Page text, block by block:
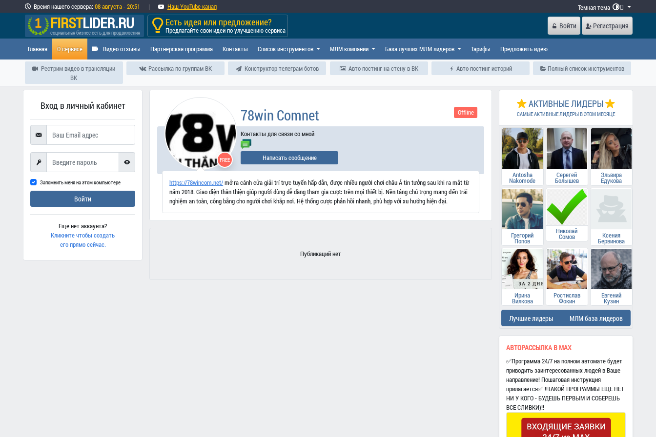
Времянашего сервера:08 августа - 20:51 | Наш YouTube канал Темная тема 
FIRSTLIDER.RU
социальная бизнес сеть для продвижения
Есть идея или предложение?
Предлагайте свои идеи по улучшению сервиса Войти Регистрация
Главная О сервисе Видео отзывы Партнерская программа Контакты Список инструментов МЛМ компании База лучших МЛМ лидеров Тарифы Предложить идею
Рестрим видео в трансляции
ВК
Рассылка по группам ВК Конструктор телеграм ботов Авто постинг на стену в ВК Авто постинг историй Полный список инструментов
Вход в личный кабинет
Запомнить меня на этом компьютере
Войти
Еще нет аккаунта?
Кликните чтобы создать
его прямо сейчас.
FREE
78win Comnet Offline
Контакты для связи со мной
Написать сообщение
https://78wincom.net/mở ra cánh cửa giải trí trực tuyến hấp dẫn, được nhiều người chơi châu Á tin tưởng sau khi ra mắt từ
năm 2018. Giao diện thân thiện giúp người dùng dễ dàng tham gia cược trên mọi thiết bị. Nền tảng chú trọng mang đến trải
nghiệm an toàn, công bằng cho người chơi khắp nơi. Hệ thống cược phản hồi nhanh, phù hợp với xu hướng hiện đại.
Публикаций нет
АКТИВНЫЕ ЛИДЕРЫ
САМЫЕ АКТИВНЫЕ ЛИДЕРЫ В ЭТОМ МЕСЯЦЕ
Antosha
Nakomode
Серегей
Болышев
Эльвира
Едукова
Грегорий
Попов
Николай
Сомов Ксения
Бервинова
Ирина
Вилкова
Ростислав
Фокин
Евгений
Кузин
Лучшие лидеры МЛМ база лидеров
АВТОРАССЫЛКА В МАХ
✅Программа 24/7 на полном автомате будет
приводить заинтересованных людей в Ваше
направление! Пошаговая инструкция
прилагается✅ ‼️ТАКОЙ ПРОГРАММЫ ЕЩЕ НЕТ
НИ У КОГО - БУДЕШЬ ПЕРВЫМ И СОБЕРЕШЬ
ВСЕ СЛИВКИ)‼️